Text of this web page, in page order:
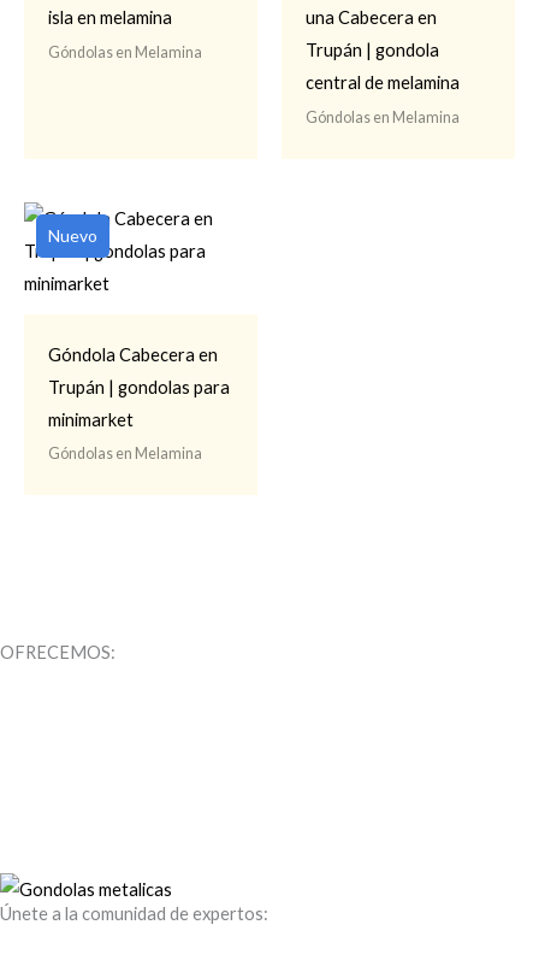
isla en melamina
Góndolas en Melamina
una Cabecera en
Trupán | gondola
central de melamina
Góndolas en Melamina
Nuevo
Góndola Cabecera en
Trupán | gondolas para
minimarket
Góndolas en Melamina
OFRECEMOS:
Únete a la comunidad de expertos: